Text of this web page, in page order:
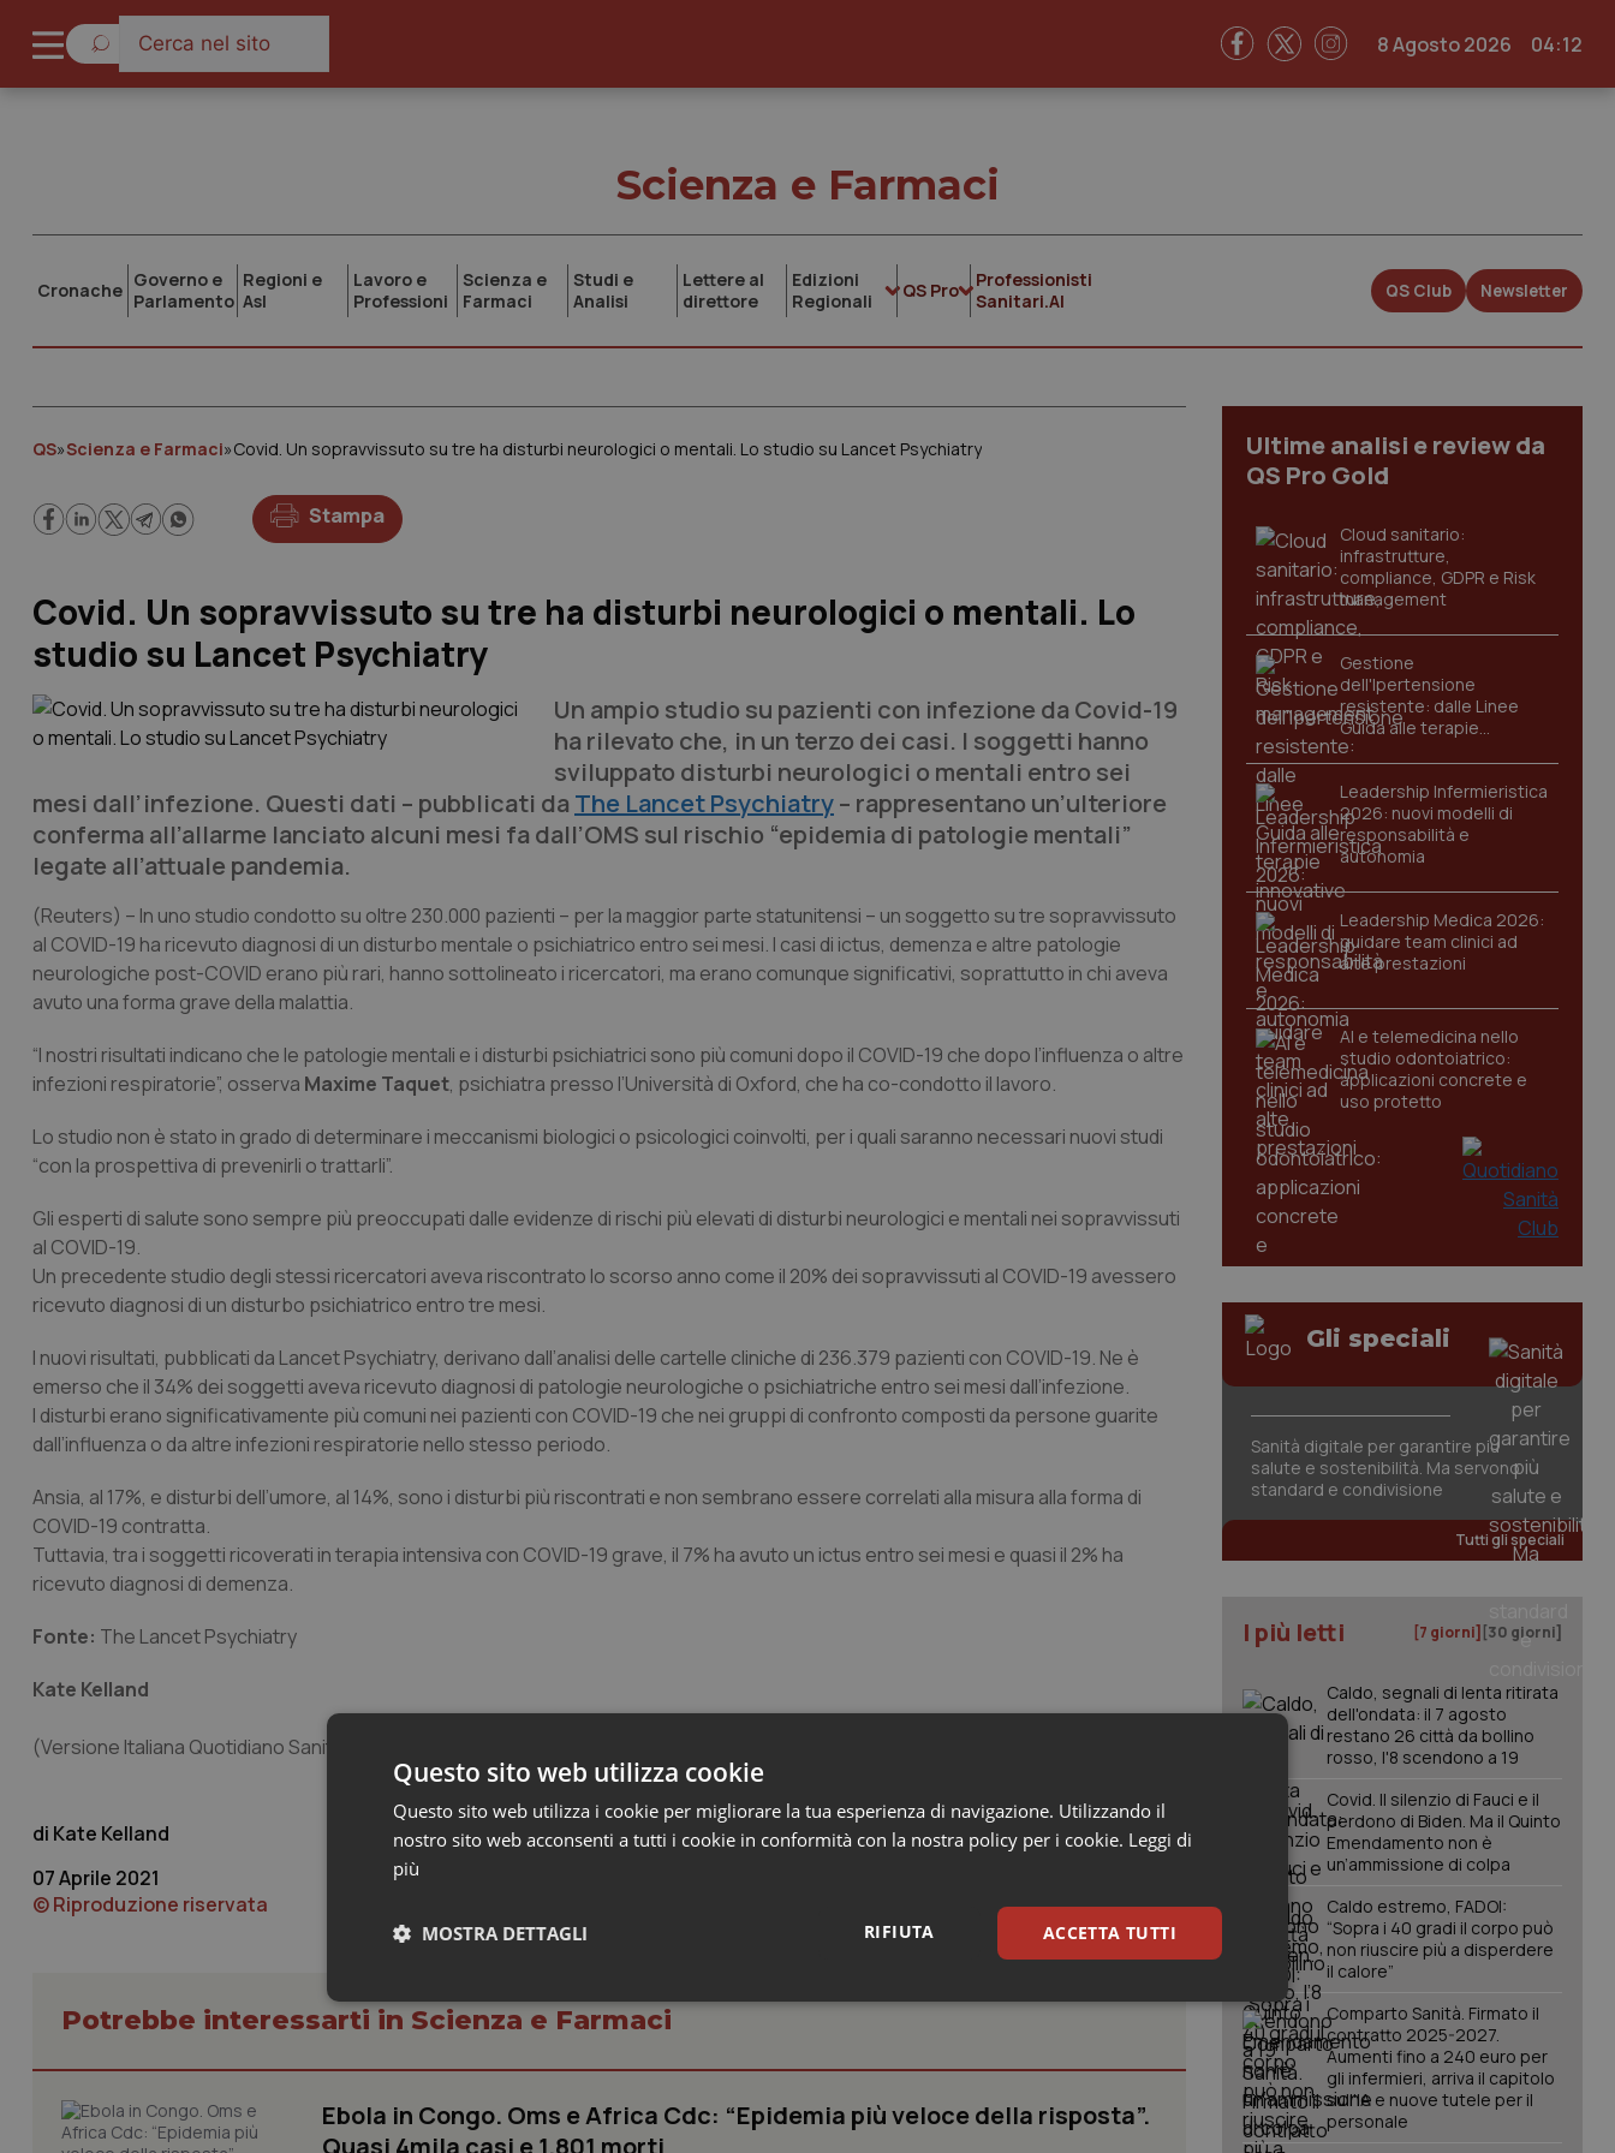
8 Agosto 2026 04:12
Scienza e Farmaci
Cronache Governo e
Parlamento
Regioni e
Asl
Lavoro e
Professioni
Scienza e
Farmaci
Studi e
Analisi
Lettere al
direttore
Edizioni
Regionali
QS Pro
Professionisti
Sanitari.AI
QS Club Newsletter
QS»Scienza e Farmaci»Covid. Un sopravvissuto su tre ha disturbi neurologici o mentali. Lo studio su Lancet Psychiatry
Stampa
Covid. Un sopravvissuto su tre ha disturbi neurologici o mentali. Lo
studio su Lancet Psychiatry
Un ampio studio su pazienti con infezione da Covid-19
ha rilevato che, in un terzo dei casi. I soggetti hanno
sviluppato disturbi neurologici o mentali entro sei
mesi dall’infezione. Questi dati – pubblicati da The Lancet Psychiatry– rappresentano un’ulteriore
conferma all’allarme lanciato alcuni mesi fa dall’OMS sul rischio “epidemia di patologie mentali”
legate all’attuale pandemia.
(Reuters) – In uno studio condotto su oltre 230.000 pazienti – per la maggior parte statunitensi – un soggetto su tre sopravvissuto
al COVID-19 ha ricevuto diagnosi di un disturbo mentale o psichiatrico entro sei mesi. I casi di ictus, demenza e altre patologie
neurologiche post-COVID erano più rari, hanno sottolineato i ricercatori, ma erano comunque significativi, soprattutto in chi aveva
avuto una forma grave della malattia.
“I nostri risultati indicano che le patologie mentali e i disturbi psichiatrici sono più comuni dopo il COVID-19 che dopo l’influenza o altre
infezioni respiratorie”, osserva Maxime Taquet, psichiatra presso l’Università di Oxford, che ha co-condotto il lavoro.
Lo studio non è stato in grado di determinare i meccanismi biologici o psicologici coinvolti, per i quali saranno necessari nuovi studi
“con la prospettiva di prevenirli o trattarli”.
Gli esperti di salute sono sempre più preoccupati dalle evidenze di rischi più elevati di disturbi neurologici e mentali nei sopravvissuti
al COVID-19.
Un precedente studio degli stessi ricercatori aveva riscontrato lo scorso anno come il 20% dei sopravvissuti al COVID-19 avessero
ricevuto diagnosi di un disturbo psichiatrico entro tre mesi.
I nuovi risultati, pubblicati da Lancet Psychiatry, derivano dall’analisi delle cartelle cliniche di 236.379 pazienti con COVID-19. Ne è
emerso che il 34% dei soggetti aveva ricevuto diagnosi di patologie neurologiche o psichiatriche entro sei mesi dall’infezione.
I disturbi erano significativamente più comuni nei pazienti con COVID-19 che nei gruppi di confronto composti da persone guarite
dall’influenza o da altre infezioni respiratorie nello stesso periodo.
Ansia, al 17%, e disturbi dell’umore, al 14%, sono i disturbi più riscontrati e non sembrano essere correlati alla misura alla forma di
COVID-19 contratta.
Tuttavia, tra i soggetti ricoverati in terapia intensiva con COVID-19 grave, il 7% ha avuto un ictus entro sei mesi e quasi il 2% ha
ricevuto diagnosi di demenza.
Fonte: The Lancet Psychiatry
Kate Kelland
(Versione Italiana Quotidiano Sanità/Popular Science)
Kate Kelland
07 Aprile 2021
© Riproduzione riservata
Potrebbe interessarti in Scienza e Farmaci
Ebola in Congo. Oms e Africa Cdc: “Epidemia più veloce della risposta”.
Quasi 4mila casi e 1.801 morti
Ultime analisi e review da
QS Pro Gold
Cloud sanitario:
infrastrutture,
compliance, GDPR e Risk
management
Gestione
dell'Ipertensione
resistente: dalle Linee
Guida alle terapie
innovative
Leadership Infermieristica
2026: nuovi modelli di
responsabilità e
autonomia
Leadership Medica 2026:
guidare team clinici ad
alte prestazioni
AI e telemedicina nello
studio odontoiatrico:
applicazioni concrete e
uso protetto
Gli speciali
Sanità digitale per garantire più
salute e sostenibilità. Ma servono
standard e condivisione
Tutti gli speciali
I più letti [7 giorni] [30 giorni]
Caldo, segnali di lenta ritirata
dell'ondata: il 7 agosto
restano 26 città da bollino
rosso, l'8 scendono a 19
Covid. Il silenzio di Fauci e il
perdono di Biden. Ma il Quinto
Emendamento non è
un’ammissione di colpa
Caldo estremo, FADOI:
“Sopra i 40 gradi il corpo può
non riuscire più a disperdere
il calore”
Comparto Sanità. Firmato il
contratto 2025-2027.
Aumenti fino a 240 euro per
gli infermieri, arriva il capitolo
sull'IA e nuove tutele per il
personale
Questo sito web utilizza cookie
Questo sito web utilizza i cookie per migliorare la tua esperienza di navigazione. Utilizzando il
nostro sito web acconsenti a tutti i cookie in conformità con la nostra policy per i cookie. Leggi di
più
ACCETTA TUTTI
RIFIUTA
MOSTRA DETTAGLI
Necessari Statistici Marketing